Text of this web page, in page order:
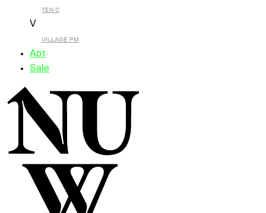
TEN C
V
VILLAGE PM
Арт
Sale